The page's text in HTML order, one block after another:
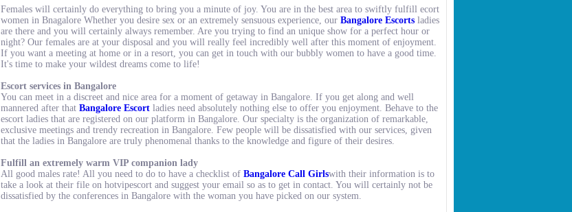
Females will certainly do everything to bring you a minute of joy. You are in the best area to swiftly fulfill ecort
women in Bnagalore Whether you desire sex or an extremely sensuous experience, our Bangalore Escorts ladies
are there and you will certainly always remember. Are you trying to find an unique show for a perfect hour or
night? Our females are at your disposal and you will really feel incredibly well after this moment of enjoyment.
If you want a meeting at home or in a resort, you can get in touch with our bubbly women to have a good time.
It's time to make your wildest dreams come to life!
Escort services in Bangalore
You can meet in a discreet and nice area for a moment of getaway in Bangalore. If you get along and well
mannered after that Bangalore Escort ladies need absolutely nothing else to offer you enjoyment. Behave to the
escort ladies that are registered on our platform in Bangalore. Our specialty is the organization of remarkable,
exclusive meetings and trendy recreation in Bangalore. Few people will be dissatisfied with our services, given
that the ladies in Bangalore are truly phenomenal thanks to the knowledge and figure of their desires.
Fulfill an extremely warm VIP companion lady
All good males rate! All you need to do to have a checklist of Bangalore Call Girlswith their information is to
take a look at their file on hotvipescort and suggest your email so as to get in contact. You will certainly not be
dissatisfied by the conferences in Bangalore with the woman you have picked on our system.